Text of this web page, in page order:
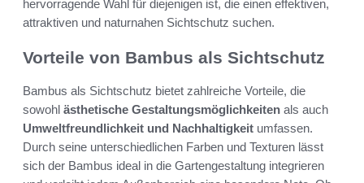
hervorragende Wahl für diejenigen ist, die einen effektiven,
attraktiven und naturnahen Sichtschutz suchen.
Vorteile von Bambus als Sichtschutz
Bambus als Sichtschutz bietet zahlreiche Vorteile, die
sowohl ästhetische Gestaltungsmöglichkeiten als auch
Umweltfreundlichkeit und Nachhaltigkeit umfassen.
Durch seine unterschiedlichen Farben und Texturen lässt
sich der Bambus ideal in die Gartengestaltung integrieren